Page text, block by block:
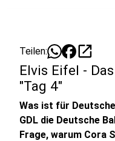
Teilen: open_in_new
Elvis Eifel -
"Tag 4"
Was ist für
GDL die Deutsche
Frage, warum Cora